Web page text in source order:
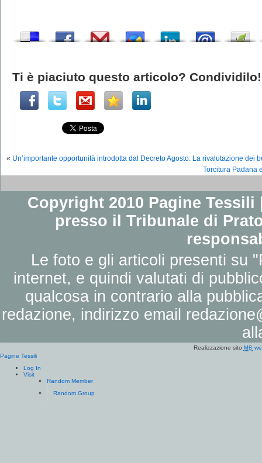
Ti è piaciuto questo articolo? Condividilo!
« Un’importante opportunità introdotta dal Decreto Agosto: La rivalutazione dei
Torcitura Padana
Copyright 2010 Pagine
presso il Tribunale di
Le foto e gli articoli presenti su
internet, e quindi valutati di
qualcosa in contrario alla
redazione, indirizzo email
Realizzazione sito MB
Pagine Tessili
Log In
Visit
Random Member
Random Group